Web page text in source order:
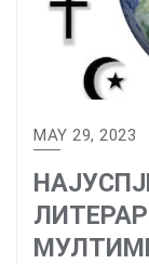
MAY 29, 2023